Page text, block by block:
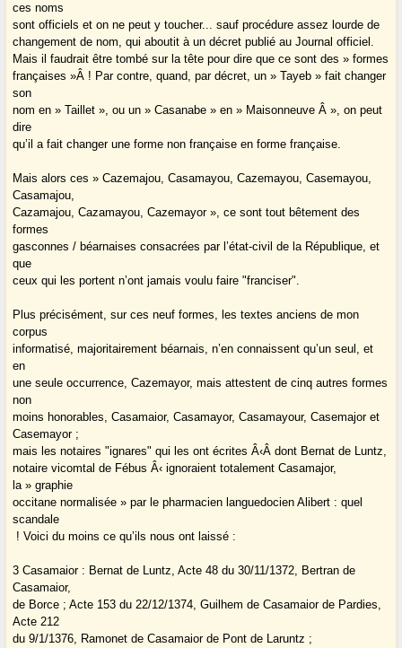
ces noms
sont officiels et on ne peut y toucher... sauf procédure assez lourde de
changement de nom, qui aboutit à un décret publié au Journal officiel.
Mais il faudrait être tombé sur la tête pour dire que ce sont des » formes
françaises »Â ! Par contre, quand, par décret, un » Tayeb » fait changer
son
nom en » Taillet », ou un » Casanabe » en » Maisonneuve Â », on peut
dire
qu’il a fait changer une forme non française en forme française.
Mais alors ces » Cazemajou, Casamayou, Cazemayou, Casemayou,
Casamajou,
Cazamajou, Cazamayou, Cazemayor », ce sont tout bêtement des
formes
gasconnes / béarnaises consacrées par l’état-civil de la République, et
que
ceux qui les portent n’ont jamais voulu faire "franciser".
Plus précisément, sur ces neuf formes, les textes anciens de mon
corpus
informatisé, majoritairement béarnais, n’en connaissent qu’un seul, et
en
une seule occurrence, Cazemayor, mais attestent de cinq autres formes
non
moins honorables, Casamaior, Casamayor, Casamayour, Casemajor et
Casemayor ;
mais les notaires "ignares" qui les ont écrites Â‹Â dont Bernat de Luntz,
notaire vicomtal de Fébus Â‹ ignoraient totalement Casamajor,
la » graphie
occitane normalisée » par le pharmacien languedocien Alibert : quel
scandale
! Voici du moins ce qu’ils nous ont laissé :
3 Casamaior : Bernat de Luntz, Acte 48 du 30/11/1372, Bertran de
Casamaior,
de Borce ; Acte 153 du 22/12/1374, Guilhem de Casamaior de Pardies,
Acte 212
du 9/1/1376, Ramonet de Casamaior de Pont de Laruntz ;